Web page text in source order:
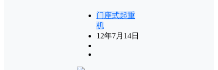
门座式起重
机
12年7月14日